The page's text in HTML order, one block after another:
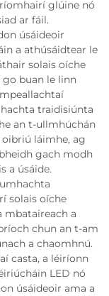
glúine nó
ar fáil.
úsáideoir
a athúsáidtear le
solais oíche
buan le linn
traidisiúnta
an t-ullmhúchán
láimhe, ag
gach modh
a úsáide.
solais oíche
mbataireach a
chun an t-am
a chaomhnú.
casta, a léiríonn
LED nó
úsáideoir ama a